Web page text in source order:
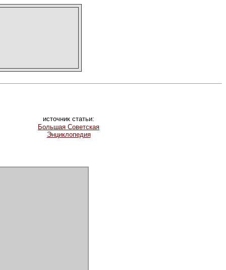
источник статьи:
Большая Советская
Энциклопедия